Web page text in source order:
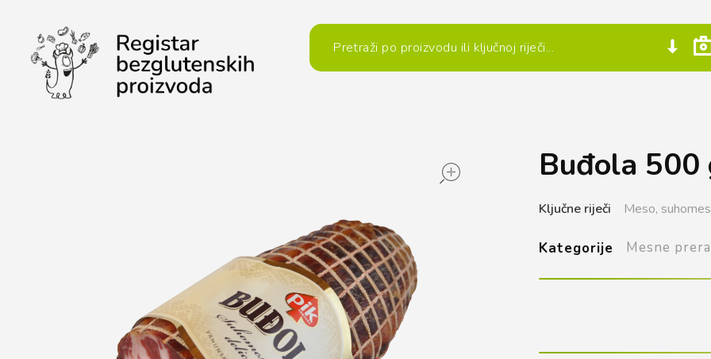
Buđola 500
Ključne riječi Meso,
Kategorije Mesne